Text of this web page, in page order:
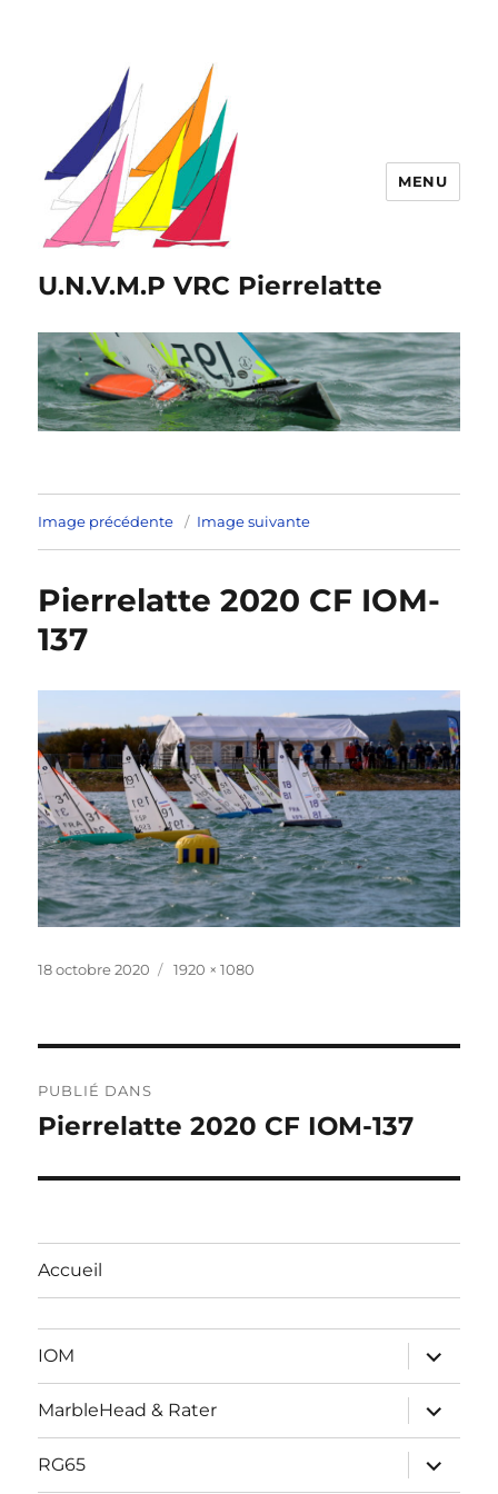
U.N.V.M.P VRC Pierrelatte
MENU
Image précédente Image suivante
Pierrelatte 2020 CF IOM-
137
Publié
18 octobre 2020
Taille
1920 × 1080
de
PUBLIÉ DANS
Pierrelatte 2020 CF IOM-137
Accueil
IOM
ouvrir
le
sous-
menu
MarbleHead & Rater
ouvrir
le
sous-
menu
RG65
ouvrir
le